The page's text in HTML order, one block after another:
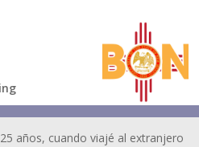
años, cuando viajé al extranjero